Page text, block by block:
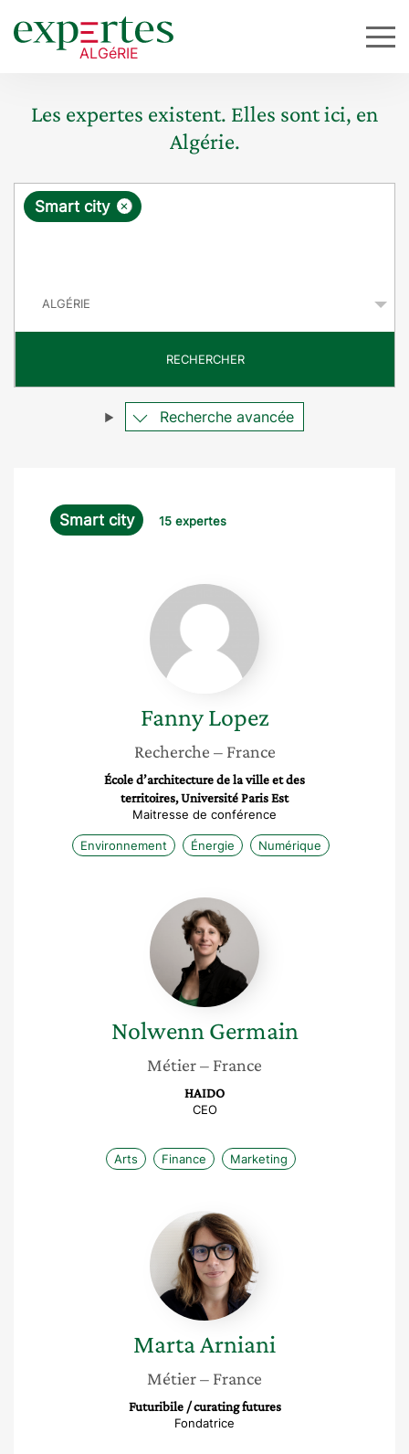
Les expertes existent. Elles sont ici, en
Algérie.
R
ê
e
×
Smart city
RECHERCHER
Recherche avancée
Smart city 15 expertes
Fanny
Lopez
Fanny Lopez
Recherche – France
École d’architecture de la ville et des
territoires, Université Paris Est
Maitresse de conférence
Environnement Énergie Numérique
Nolwenn
Germain
Nolwenn Germain
Métier– France
HAIDO
CEO
Arts Finance Marketing
Marta
Arniani
MartaArniani
Métier– France
Futuribile / curating futures
Fondatrice